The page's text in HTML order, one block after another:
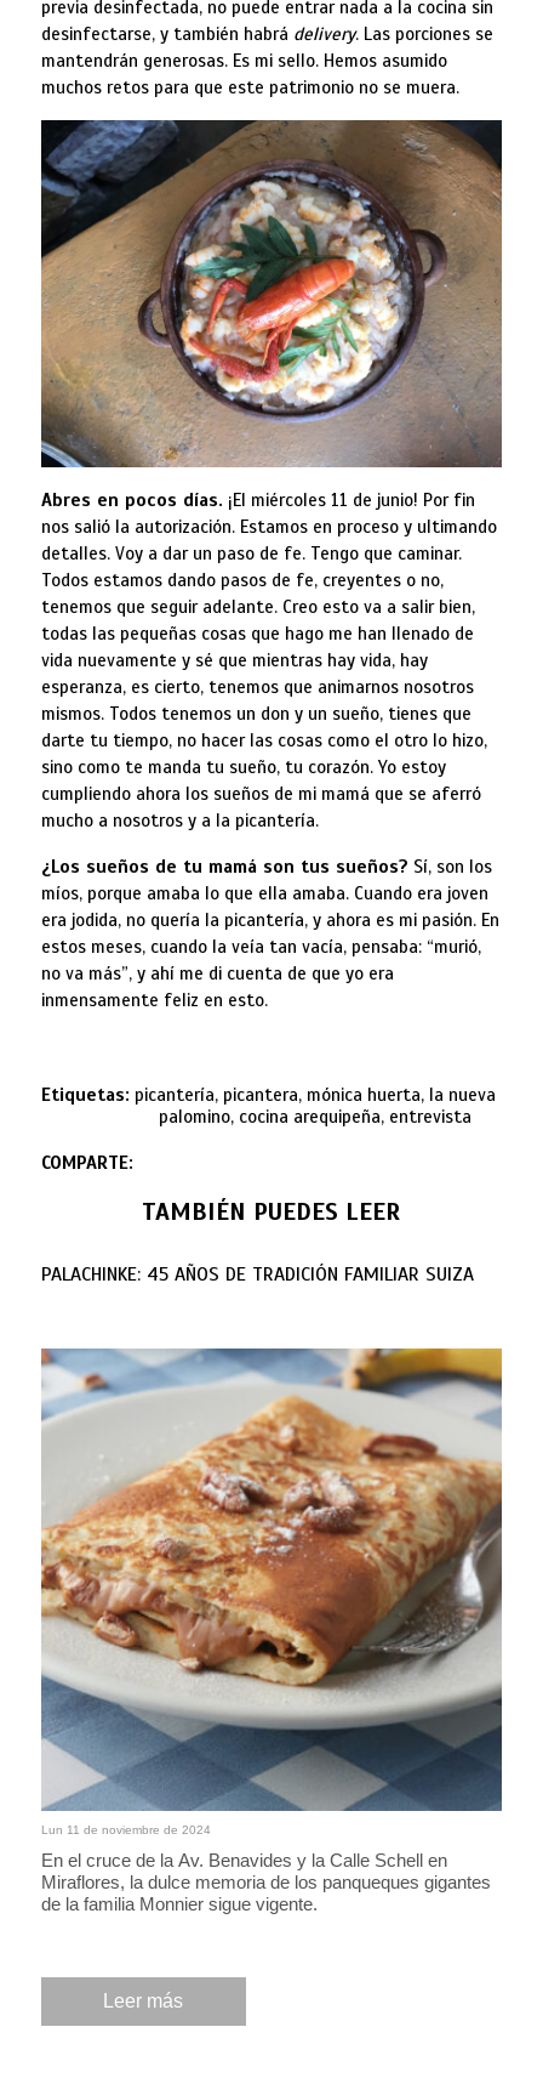
previa desinfectada, no puede entrar nada a la cocina sin
desinfectarse, y también habrá delivery. Las porciones se
mantendrán generosas. Es mi sello. Hemos asumido
muchos retos para que este patrimonio no se muera.
Abres en pocos días. ¡El miércoles 11 de junio! Por fin
nos salió la autorización. Estamos en proceso y ultimando
detalles. Voy a dar un paso de fe. Tengo que caminar.
Todos estamos dando pasos de fe, creyentes o no,
tenemos que seguir adelante. Creo esto va a salir bien,
todas las pequeñas cosas que hago me han llenado de
vida nuevamente y sé que mientras hay vida, hay
esperanza, es cierto, tenemos que animarnos nosotros
mismos. Todos tenemos un don y un sueño, tienes que
darte tu tiempo, no hacer las cosas como el otro lo hizo,
sino como te manda tu sueño, tu corazón. Yo estoy
cumpliendo ahora los sueños de mi mamá que se aferró
mucho a nosotros y a la picantería.
¿Los sueños de tu mamá son tus sueños? Sí, son los
míos, porque amaba lo que ella amaba. Cuando era joven
era jodida, no quería la picantería, y ahora es mi pasión. En
estos meses, cuando la veía tan vacía, pensaba: “murió,
no va más”, y ahí me di cuenta de que yo era
inmensamente feliz en esto.
Etiquetas: picantería, picantera, mónica huerta, la nueva
palomino, cocina arequipeña, entrevista
COMPARTE:
TAMBIÉN PUEDES LEER
PALACHINKE: 45 AÑOS DE TRADICIÓN FAMILIAR SUIZA
Lun 11 de noviembre de 2024
En el cruce de la Av. Benavides y la Calle Schell en
Miraflores, la dulce memoria de los panqueques gigantes
de la familia Monnier sigue vigente.
Leer más